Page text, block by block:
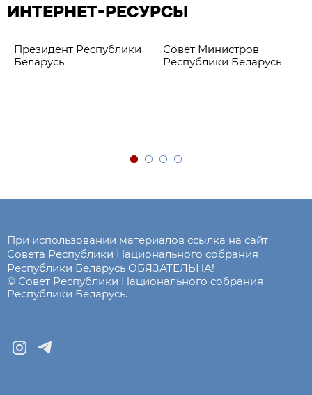
ИНТЕРНЕТ-РЕСУРСЫ
Президент Республики
Беларусь
Совет Министров
Республики Беларусь
При использовании материалов ссылка на сайт
Совета Республики Национального собрания
Республики Беларусь ОБЯЗАТЕЛЬНА!
© Совет Республики Национального собрания
Республики Беларусь.